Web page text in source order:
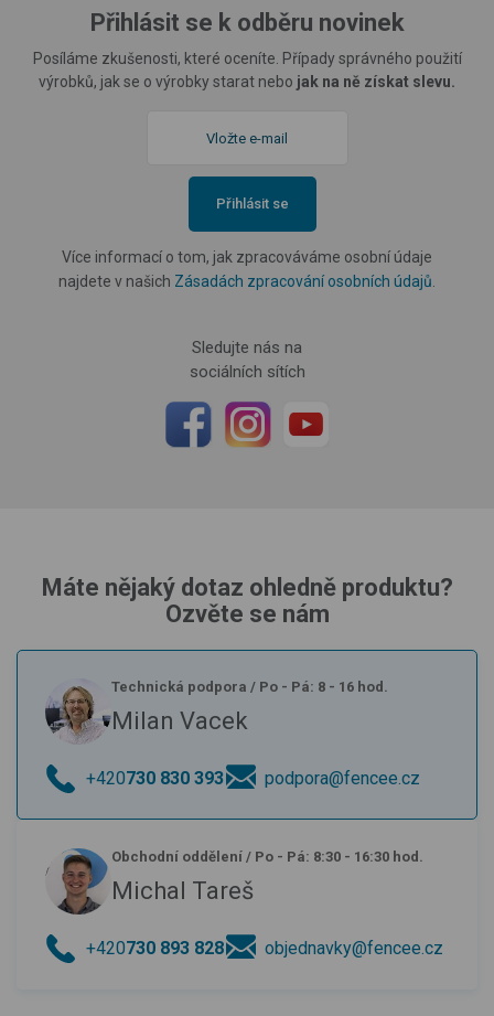
Přihlásit se k odběru novinek
Posíláme zkušenosti, které oceníte. Případy správného použití
výrobků, jak se o výrobky starat nebo jak na ně získat slevu.
Přihlásit se
Více informací o tom, jak zpracováváme osobní údaje
najdete v našich Zásadách zpracování osobních údajů
Sledujte nás na
sociálních sítích
Máte nějaký dotaz ohledně produktu?
Ozvěte se nám
Technická podpora / Po - Pá: 8 - 16 hod.
Milan Vacek
+420730 830 393 podpora@fencee.cz
Obchodní oddělení / Po - Pá: 8:30 - 16:30 hod.
Michal Tareš
+420730 893 828 objednavky@fencee.cz